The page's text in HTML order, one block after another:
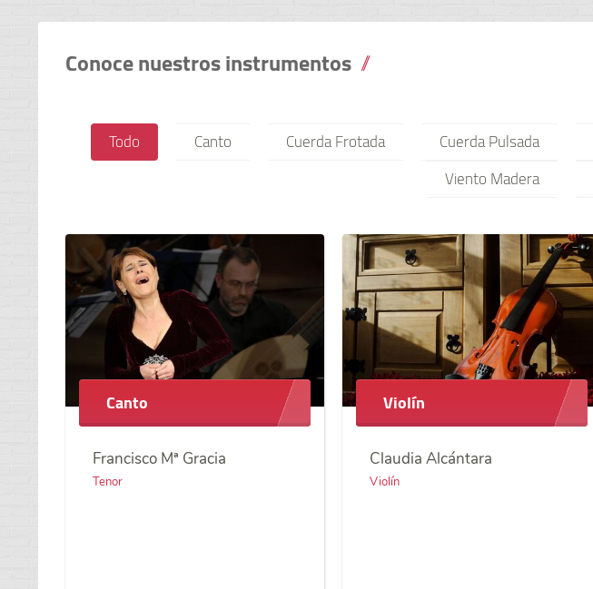
Conoce nuestros instrumentos
Todo Canto Cuerda Frotada Cuerda Pulsada
Viento Madera
Canto
Francisco Mª Gracia
Tenor
Violín
Claudia Alcántara
Violín